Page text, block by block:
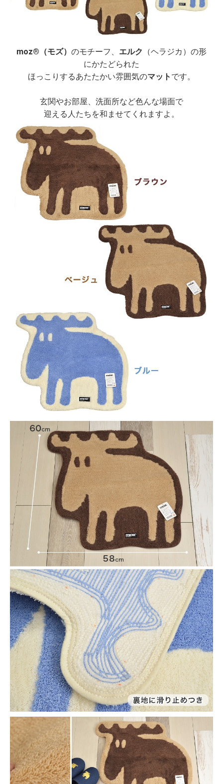
moz®（モズ） のモチーフ、 エルク
（ヘラジカ）の形
にかたどられた
ほっこりするあたたかい雰囲気のマット です。
玄関やお部屋、洗面所など色んな場面で
迎える人たちを和ませてくれますよ。